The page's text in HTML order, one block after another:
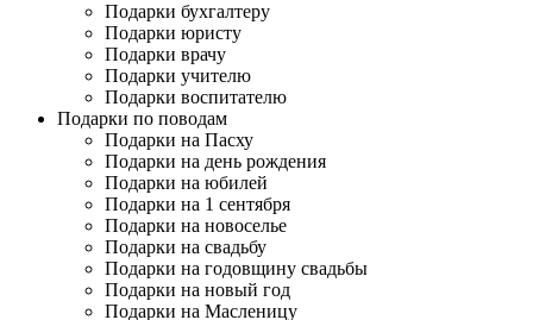
Подарки бухгалтеру
Подарки юристу
Подарки врачу
Подарки учителю
Подарки воспитателю
Подарки по поводам
Подарки на Пасху
Подарки на день рождения
Подарки на юбилей
Подарки на 1 сентября
Подарки на новоселье
Подарки на свадьбу
Подарки на годовщину свадьбы
Подарки на новый год
Подарки на Масленицу